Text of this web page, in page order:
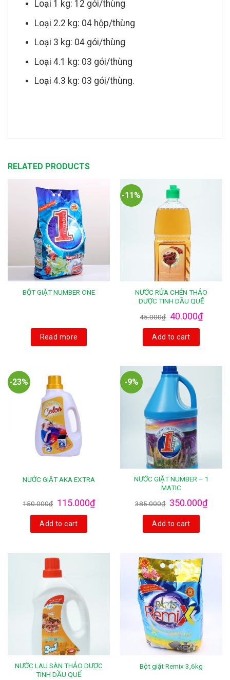
Loại 1 kg: 12 gói/thùng
Loại 2.2 kg: 04 hộp/thùng
Loại 3 kg: 04 gói/thùng
Loại 4.1 kg: 03 gói/thùng
Loại 4.3 kg: 03 gói/thùng.
RELATED PRODUCTS
BỘT GIẶT NUMBER ONE
Read more
-11%
NƯỚC RỬA CHÉN THẢO
DƯỢC TINH DẦU QUẾ
45.000₫ 40.000₫
Add to cart
-23%
NƯỚC GIẶT AKA EXTRA
150.000₫ 115.000₫
Add to cart
-9%
NƯỚC GIẶT NUMBER – 1
MATIC
385.000₫ 350.000₫
Add to cart
NƯỚC LAU SÀN THẢO DƯỢC
TINH DẦU QUẾ
Bột giặt Remix 3,6kg